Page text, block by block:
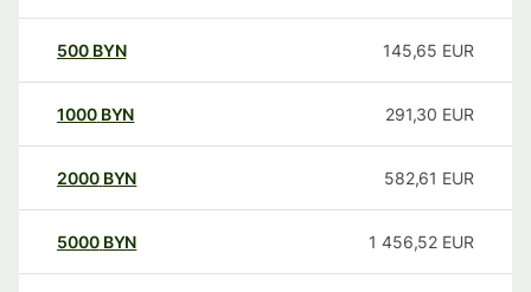
500 BYN 145,65 EUR
1000 BYN 291,30 EUR
2000 BYN 582,61 EUR
5000 BYN 1 456,52 EUR